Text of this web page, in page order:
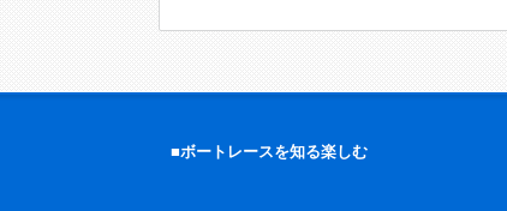
■ボートレースを知る楽しむ